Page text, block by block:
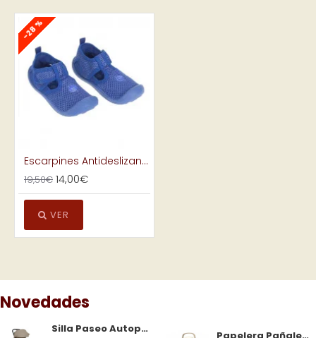
-28 %
Escarpines Antideslizantes Azul Lassig
19,50€ 14,00€
VER
Novedades
Silla Paseo Autoplegable Eden Beige